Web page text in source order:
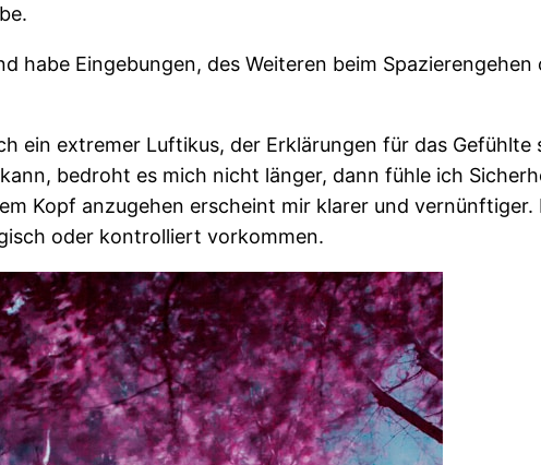
habe Eingebungen, des Weiteren beim
ein extremer Luftikus, der Erklärungen für das
bedroht es mich nicht länger, dann fühle ich
Kopf anzugehen erscheint mir klarer und
oder kontrolliert vorkommen.